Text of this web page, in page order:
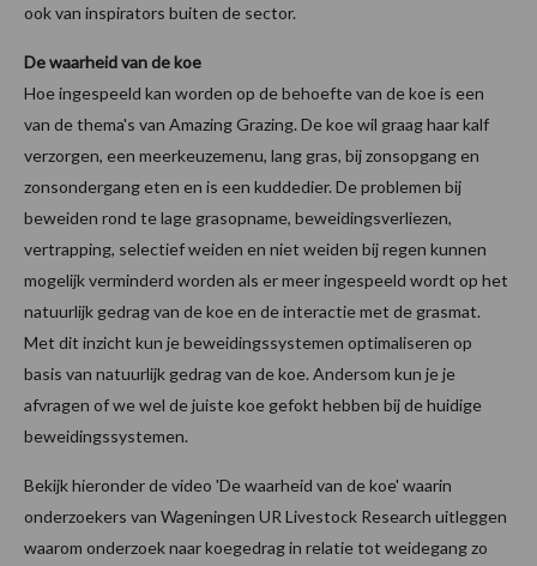
ook van inspirators buiten de sector.
De waarheid van de koe
Hoe ingespeeld kan worden op de behoefte van de koe is een
van de thema's van Amazing Grazing. De koe wil graag haar kalf
verzorgen, een meerkeuzemenu, lang gras, bij zonsopgang en
zonsondergang eten en is een kuddedier. De problemen bij
beweiden rond te lage grasopname, beweidingsverliezen,
vertrapping, selectief weiden en niet weiden bij regen kunnen
mogelijk verminderd worden als er meer ingespeeld wordt op het
natuurlijk gedrag van de koe en de interactie met de grasmat.
Met dit inzicht kun je beweidingssystemen optimaliseren op
basis van natuurlijk gedrag van de koe. Andersom kun je je
afvragen of we wel de juiste koe gefokt hebben bij de huidige
beweidingssystemen.
Bekijk hieronder de video 'De waarheid van de koe' waarin
onderzoekers van Wageningen UR Livestock Research uitleggen
waarom onderzoek naar koegedrag in relatie tot weidegang zo